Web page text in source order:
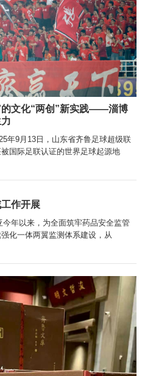
的文化“两创”新实践——淄博
年9月13日，山东省齐鲁足球超级联
国际足联认证的世界足球起源地
作开展
年以来，为全面筑牢药品安全监管
化一体两翼监测体系建设，从